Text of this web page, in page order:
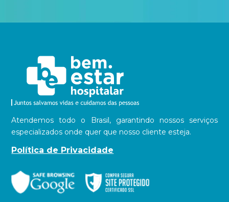
Atendemos todo o Brasil, garantindo nossos serviços
especializados onde quer que nosso cliente esteja.
Política de Privacidade